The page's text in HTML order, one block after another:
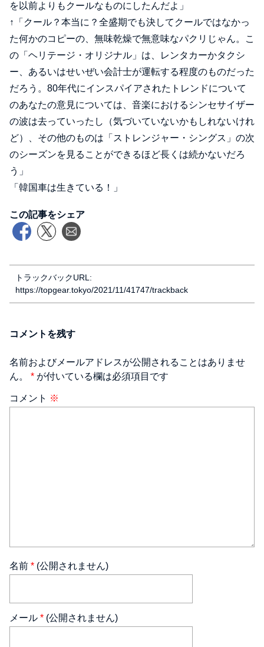
を以前よりもクールなものにしたんだよ」
↑「クール？本当に？全盛期でも決してクールではなかっ
た何かのコピーの、無味乾燥で無意味なパクリじゃん。こ
の「ヘリテージ・オリジナル」は、レンタカーかタクシ
ー、あるいはせいぜい会計士が運転する程度のものだった
だろう。80年代にインスパイアされたトレンドについて
のあなたの意見については、音楽におけるシンセサイザー
の波は去っていったし（気づいていないかもしれないけれ
ど）、その他のものは「ストレンジャー・シングス」の次
のシーズンを見ることができるほど長くは続かないだろ
う」
「韓国車は生きている！」
この記事をシェア
トラックバックURL:
https://topgear.tokyo/2021/11/41747/trackback
コメントを残す
名前およびメールアドレスが公開されることはありませ
ん。 * が付いている欄は必須項目です
コメント ※
名前 * (公開されません)
メール * (公開されません)